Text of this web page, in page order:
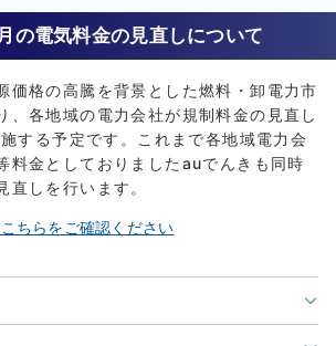
の電気料金の見直しについて
価格の高騰を背景とした燃料・卸電力市
、各地域の電力会社が規制料金の見直し
する予定です。これまで各地域電力会
料金としておりましたauでんきも同時
直しを行います。
ちらをご確認ください